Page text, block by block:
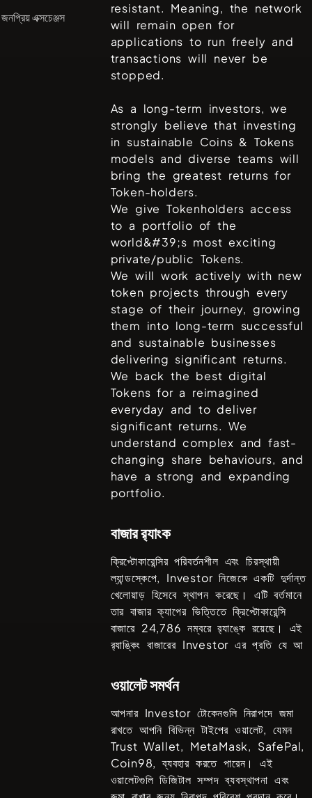
জনপ্রিয় এক্সচেঞ্জস
resistant. Meaning, the network
will remain open for
applications to run freely and
transactions will never be
stopped.
As a long-term investors, we
strongly believe that investing
in sustainable Coins & Tokens
models and diverse teams will
bring the greatest returns for
Token-holders.
We give Tokenholders access
to a portfolio of the
world&#39;s most exciting
private/public Tokens.
We will work actively with new
token projects through every
stage of their journey, growing
them into long-term successful
and sustainable businesses
delivering significant returns.
We back the best digital
Tokens for a reimagined
everyday and to deliver
significant returns. We
understand complex and fast-
changing share behaviours, and
have a strong and expanding
portfolio.
বাজার র‌্যাংক
ক্রিপ্টোকারেন্সির পরিবর্তনশীল এবং চিরস্থায়ী
ল্যান্ডস্কেপে, Investorনিজেকে একটি দুর্দান্ত
খেলোয়াড় হিসেবে স্থাপন করেছে। এটি বর্তমানে
তার বাজার ক্যাপের ভিত্তিতে ক্রিপ্টোকারেন্সি
বাজারে 24,786 নম্বরে র‍্যাঙ্কে রয়েছে। এই
র‍্যাঙ্কিং বাজারের Investor এর প্রতি যে আ
ওয়ালেট সমর্থন
আপনার Investor টোকেনগুলি নিরাপদে জমা
রাখতে আপনি বিভিন্ন টাইপের ওয়ালেট, যেমন
Trust Wallet, MetaMask, SafePal,
Coin98, ব্যবহার করতে পারেন। এই
ওয়ালেটগুলি ডিজিটাল সম্পদ ব্যবস্থাপনা এবং